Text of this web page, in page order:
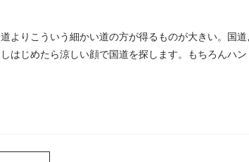
りこういう細かい道の方が得るものが大きい。国
はじめたら涼しい顔で国道を探します。もちろんハ